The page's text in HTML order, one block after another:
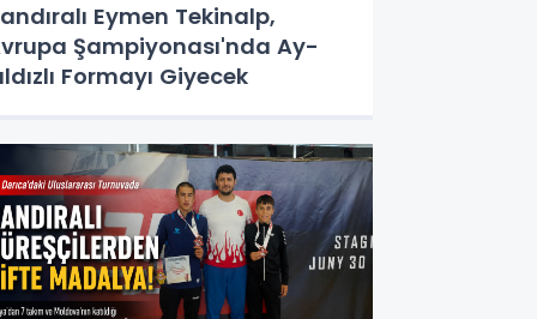
Eymen Tekinalp,
Şampiyonası'nda Ay-
Formayı Giyecek